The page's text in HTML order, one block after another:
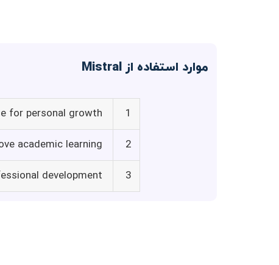
موارد استفاده از Mistral
1
for personal growth
2
academic learning
3
development